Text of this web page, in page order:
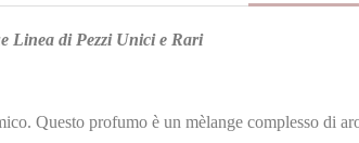
Linea di Pezzi Unici e Rari
Questo profumo è un mèlange complesso di